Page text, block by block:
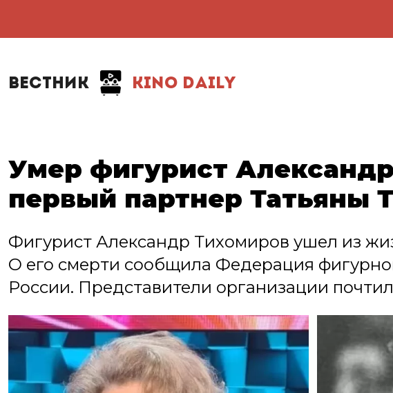
ВЕСТНИК KINO DAILY
Умер фигурист
первый партнер Татьяны
Фигурист Александр Тихомиров ушел из
О его смерти сообщила Федерация
России. Представители организации